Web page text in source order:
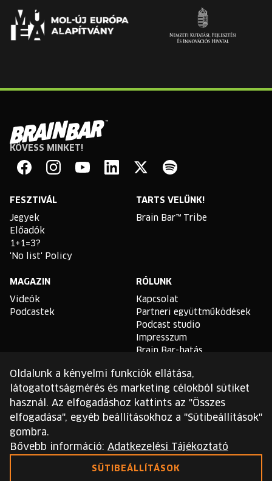
Brain
Bar
KÖVESS MINKET!
FESZTIVÁL
Jegyek
Előadók
1+1=3?
'No list' Policy
TARTS VELÜNK!
Brain Bar™ Tribe
MAGAZIN
Videók
Podcastek
RÓLUNK
Kapcsolat
Partneri együttműködések
Podcast studio
Impresszum
Brain Bar-hatás
TLDR
Általános Szerződési
Feltételek
Sütikezelési Szabályzat
Adatvédelmi Szabályzat
Ezt a webhelyet a reCAPTCHA védi, és a Google
Oldalunk a kényelmi funkciók ellátása,
látogatottságmérés és marketing célokból sütiket
használ. Az elfogadáshoz kattints az "Összes
elfogadása", egyéb beállításokhoz a "Sütibeállítások"
gombra.
Bővebb információ: Adatkezelési Tájékoztató
SÜTIBEÁLLÍTÁSOK